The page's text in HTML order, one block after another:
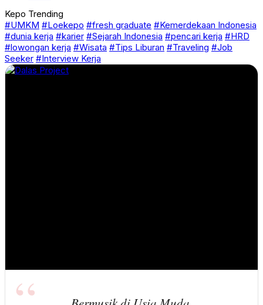
Kepo Trending
#UMKM #Loekepo #fresh graduate #Kemerdekaan Indonesia
#dunia kerja #karier #Sejarah Indonesia #pencari kerja #HRD
#lowongan kerja #Wisata #Tips Liburan #Traveling #Job
Seeker #Interview Kerja